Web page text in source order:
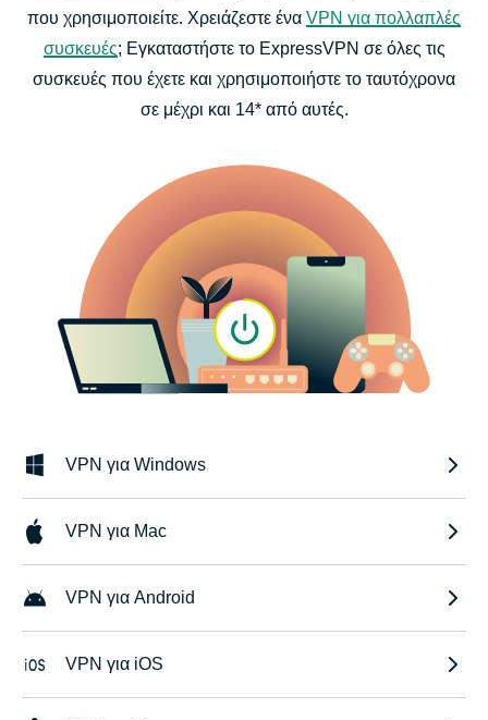
που χρησιμοποιείτε. Χρειάζεστε ένα VPN για πολλαπλές
συσκευές; Εγκαταστήστε το ExpressVPN σε όλες τις
συσκευές που έχετε και χρησιμοποιήστε το ταυτόχρονα
σε μέχρι και 14* από αυτές.
VPN για Windows
VPN για Mac
VPN για Android
VPN για iOS